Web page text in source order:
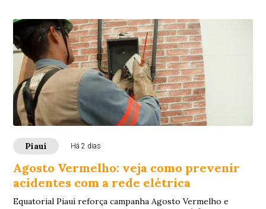
Piauí Há 2 dias
Agosto Vermelho: veja como prevenir
acidentes com a rede elétrica
Equatorial Piauí reforça campanha Agosto Vermelho e